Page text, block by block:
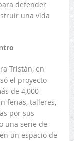
defender
una vida
Tristán, en
el proyecto
de 4,000
ferias, talleres,
por sus
una serie de
un espacio de